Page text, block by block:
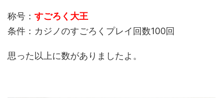
称号： すごろく大王
条件：カジノのすごろくプレイ回数100回
思った以上に数がありましたよ。